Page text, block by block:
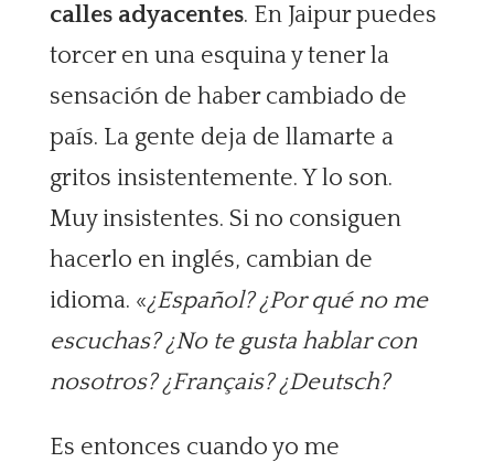
calles adyacentes. En Jaipur puedes
torcer en una esquina y tener la
sensación de haber cambiado de
país. La gente deja de llamarte a
gritos insistentemente. Y lo son.
Muy insistentes. Si no consiguen
hacerlo en inglés, cambian de
idioma. «¿Español? ¿Por qué no me
escuchas? ¿No te gusta hablar con
nosotros? ¿Français? ¿Deutsch?
Es entonces cuando yo me